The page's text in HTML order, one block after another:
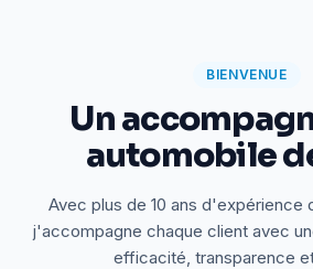
BIENVENUE
Un
automobile
Avec plus de 10 ans d'expérience
j'accompagne chaque client avec
efficacité, transparence